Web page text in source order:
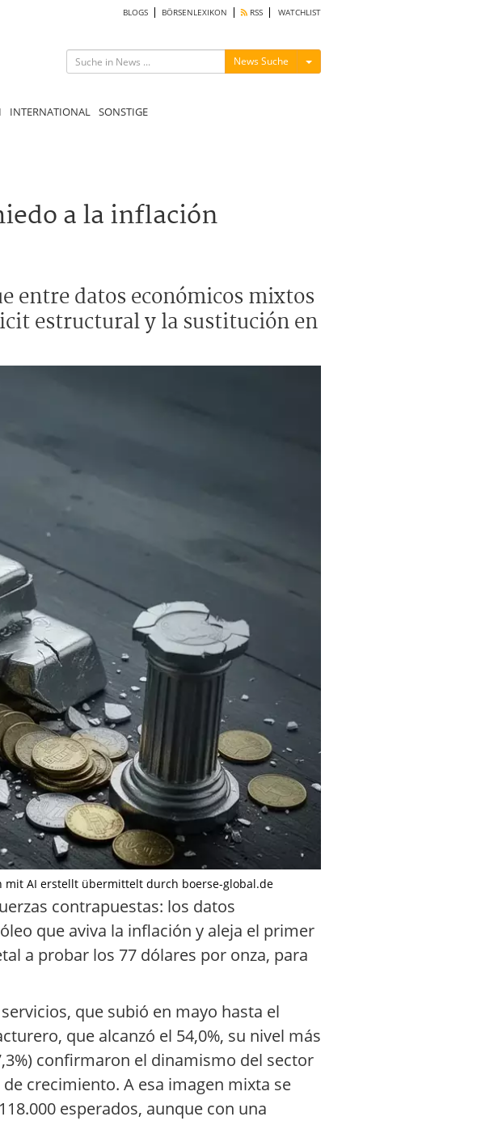
BLOGS BÖRSENLEXIKON RSS WATCHLIST
News Suche Menü ein-/ausblenden
INTERNATIONAL SONSTIGE
a la inflación
entre datos económicos mixtos
estructural y la sustitución en
AI erstellt übermittelt durch boerse-global.de
contrapuestas: los datos
que aviva la inflación y aleja el primer
a probar los 77 dólares por onza, para
que subió en mayo hasta el
que alcanzó el 54,0%, su nivel más
confirmaron el dinamismo del sector
crecimiento. A esa imagen mixta se
esperados, aunque con una